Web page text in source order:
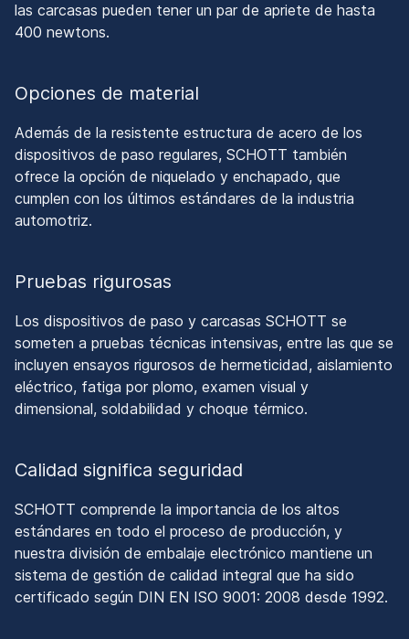
las carcasas pueden tener un par de apriete de hasta
400 newtons.
Opciones de material
Además de la resistente estructura de acero de los
dispositivos de paso regulares, SCHOTT también
ofrece la opción de niquelado y enchapado, que
cumplen con los últimos estándares de la industria
automotriz.
Pruebas rigurosas
Los dispositivos de paso y carcasas SCHOTT se
someten a pruebas técnicas intensivas, entre las que se
incluyen ensayos rigurosos de hermeticidad, aislamiento
eléctrico, fatiga por plomo, examen visual y
dimensional, soldabilidad y choque térmico.
Calidad significa seguridad
SCHOTT comprende la importancia de los altos
estándares en todo el proceso de producción, y
nuestra división de embalaje electrónico mantiene un
sistema de gestión de calidad integral que ha sido
certificado según DIN EN ISO 9001: 2008 desde 1992.